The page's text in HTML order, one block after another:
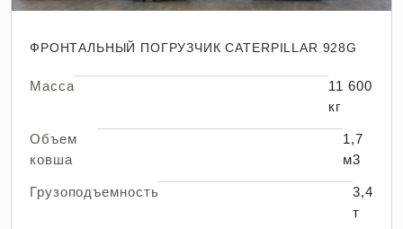
ФРОНТАЛЬНЫЙ ПОГРУЗЧИК CATERPILLAR 928G
Масса
11 600
кг
Объем
ковша
1,7
м3
Грузоподъемность
3,4
т